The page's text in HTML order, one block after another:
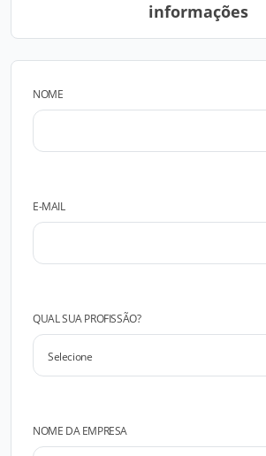
informações
NOME
E-MAIL
QUAL SUA PROFISSÃO?
NOME DA EMPRESA